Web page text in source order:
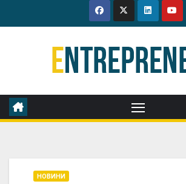
to
НОВИНИ